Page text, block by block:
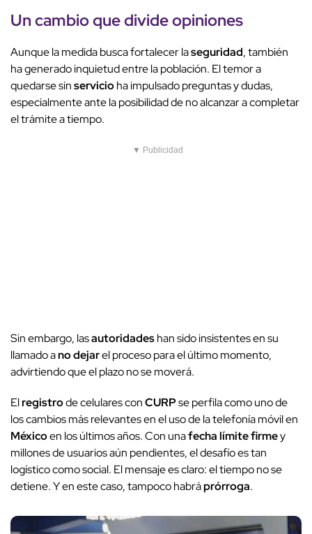
Un cambio que divide opiniones
Aunque la medida busca fortalecer laseguridad, también
ha generado inquietud entre la población. El temor a
quedarse sinservicioha impulsado preguntas y dudas,
especialmente ante la posibilidad de no alcanzar a completar
el trámite a tiempo.
▼ Publicidad
Sin embargo, lasautoridadeshan sido insistentes en su
llamado ano dejarel proceso para el último momento,
advirtiendo que el plazo no se moverá.
Elregistrode celulares conCURPse perfila como uno de
los cambios más relevantes en el uso de la telefonía móvil en
Méxicoen los últimos años. Con unafecha límite firmey
millones de usuarios aún pendientes, el desafío es tan
logístico como social. El mensaje es claro: el tiempo no se
detiene. Y en este caso, tampoco habráprórroga.